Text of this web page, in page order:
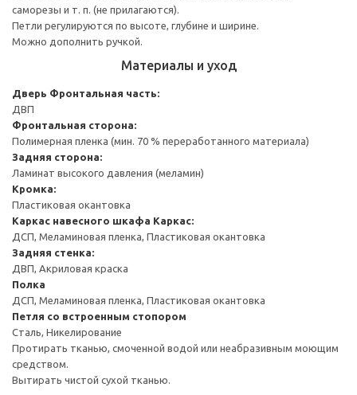
саморезы и т. п. (не прилагаются).
Петли регулируются по высоте, глубине и ширине.
Можно дополнить ручкой.
Материалы и уход
Дверь Фронтальная часть:
ДВП
Фронтальная сторона:
Полимерная пленка (мин. 70 % переработанного материала)
Задняя сторона:
Ламинат высокого давления (меламин)
Кромка:
Пластиковая окантовка
Каркас навесного шкафа Каркас:
ДСП, Меламиновая пленка, Пластиковая окантовка
Задняя стенка:
ДВП, Акриловая краска
Полка
ДСП, Меламиновая пленка, Пластиковая окантовка
Петля со встроенным стопором
Сталь, Никелирование
Протирать тканью, смоченной водой или неабразивным моющим
средством.
Вытирать чистой сухой тканью.